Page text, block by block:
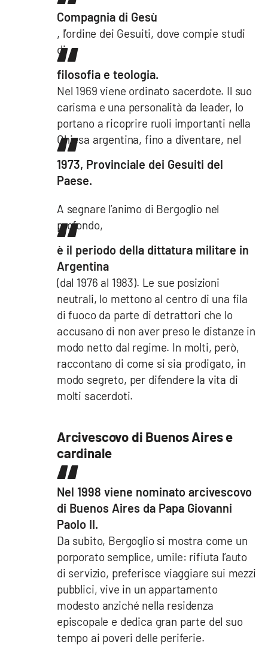
Compagnia di Gesù
, l’ordine dei Gesuiti, dove compie studi
di
filosofia e teologia.
Nel 1969 viene ordinato sacerdote. Il suo
carisma e una personalità da leader, lo
portano a ricoprire ruoli importanti nella
Chiesa argentina, fino a diventare, nel
1973, Provinciale dei Gesuiti del
Paese.
A segnare l’animo di Bergoglio nel
profondo,
è il periodo della dittatura militare in
Argentina
(dal 1976 al 1983). Le sue posizioni
neutrali, lo mettono al centro di una fila
di fuoco da parte di detrattori che lo
accusano di non aver preso le distanze in
modo netto dal regime. In molti, però,
raccontano di come si sia prodigato, in
modo segreto, per difendere la vita di
molti sacerdoti.
Arcivescovo di Buenos Aires e
cardinale
Nel 1998 viene nominato arcivescovo
di Buenos Aires da Papa Giovanni
Paolo II.
Da subito, Bergoglio si mostra come un
porporato semplice, umile: rifiuta l’auto
di servizio, preferisce viaggiare sui mezzi
pubblici, vive in un appartamento
modesto anziché nella residenza
episcopale e dedica gran parte del suo
tempo ai poveri delle periferie.